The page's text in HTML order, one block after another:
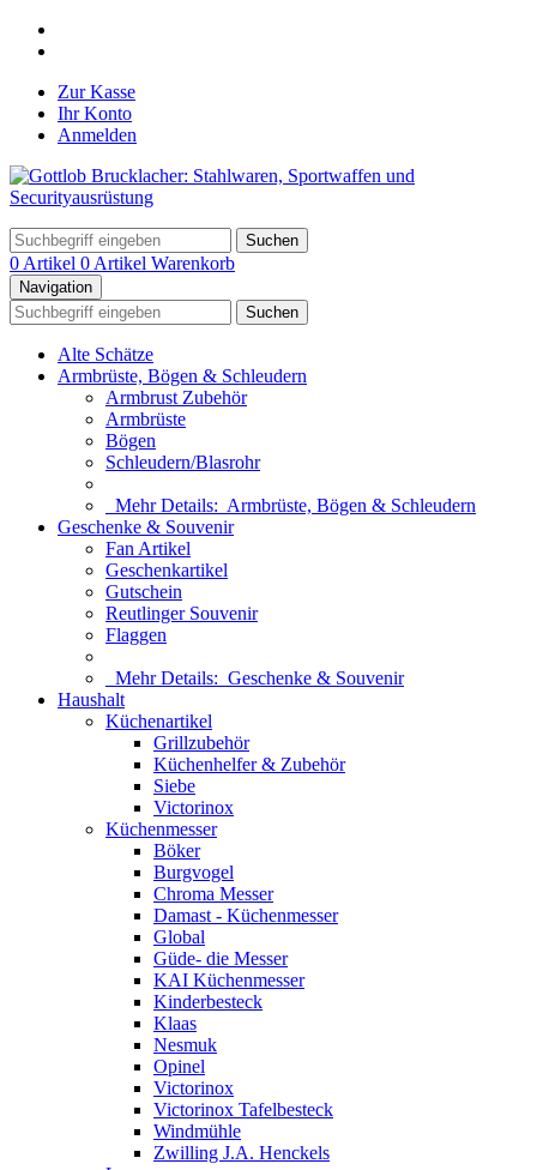
Zur Kasse
Ihr Konto
Anmelden
Suchen
0 Artikel 0 Artikel Warenkorb
Navigation
Suchen
Alte Schätze
Armbrüste, Bögen & Schleudern
Armbrust Zubehör
Armbrüste
Bögen
Schleudern/Blasrohr
Mehr Details: Armbrüste, Bögen & Schleudern
Geschenke & Souvenir
Fan Artikel
Geschenkartikel
Gutschein
Reutlinger Souvenir
Flaggen
Mehr Details: Geschenke & Souvenir
Haushalt
Küchenartikel
Grillzubehör
Küchenhelfer & Zubehör
Siebe
Victorinox
Küchenmesser
Böker
Burgvogel
Chroma Messer
Damast - Küchenmesser
Global
Güde- die Messer
KAI Küchenmesser
Kinderbesteck
Klaas
Nesmuk
Opinel
Victorinox
Victorinox Tafelbesteck
Windmühle
Zwilling J.A. Henckels